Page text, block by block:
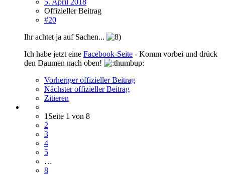
Offizieller Beitrag
#20
Ihr achtet ja auf Sachen...
Ich habe jetzt eine Facebook-Seite - Komm vorbei und drück
den Daumen nach oben!
Vorheriger offizieller Beitrag
Nächster offizieller Beitrag
Zitieren
1 Seite 1 von 8
2
3
4
5
…
8